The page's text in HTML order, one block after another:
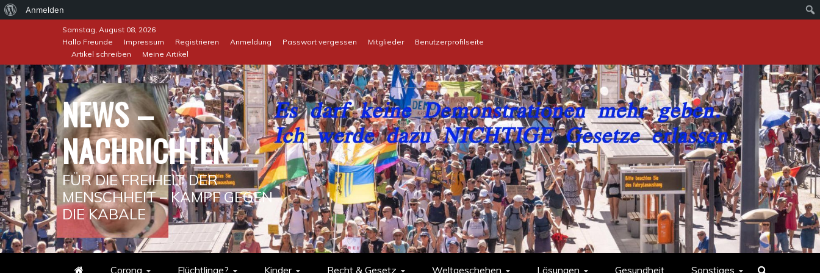
Über
Anmelden
Samstag, August 08, 2026
Hallo Freunde
Impressum Registrieren Anmeldung Passwort vergessen Mitglieder
Benutzerprofilseite
Artikel schreiben
Meine Artikel
NEWS –
NACHRICHTEN
FÜR DIE FREIHEIT DER
MENSCHHEIT – KAMPF GEGEN
DIE KABALE
Corona Flüchtlinge? Kinder Recht & Gesetz Weltgeschehen Lösungen Gesundheit Sonstiges